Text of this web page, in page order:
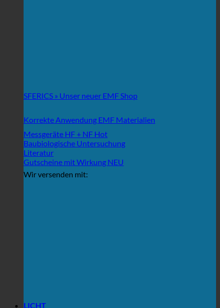
SFERICS » Unser neuer EMF Shop
Korrekte Anwendung EMF Materialien
Messgeräte HF + NF
Baubiologische Untersuchung
Literatur
Gutscheine mit Wirkung
Wir versenden mit:
LICHT